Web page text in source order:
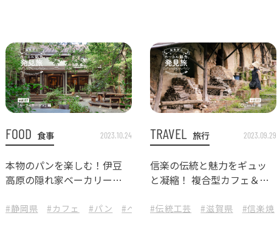
#東海
FOOD 食事 2023.10.24
本物のパンを楽しむ！伊豆
高原の隠れ家ベーカリーカ
#静岡県 #カフェ #パン #ベーカリー #伊東市 #東海
TRAVEL 旅行 2023.09.29
信楽の伝統と魅力をギュッ
と凝縮！ 複合型カフェ＆シ
#伝統工芸 #滋賀県 #信楽焼